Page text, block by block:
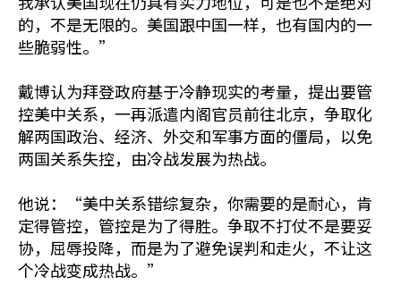
的，不是无限的。美国跟中国一样，也有国内的一
些脆弱性。”
戴博认为拜登政府基于冷静现实的考量，提出要管
控美中关系，一再派遣内阁官员前往北京，争取化
解两国政治、经济、外交和军事方面的僵局，以免
两国关系失控，由冷战发展为热战。
他说：“美中关系错综复杂，你需要的是耐心，肯
定得管控，管控是为了得胜。争取不打仗不是要妥
协，屈辱投降，而是为了避免误判和走火，不让这
个冷战变成热战。”